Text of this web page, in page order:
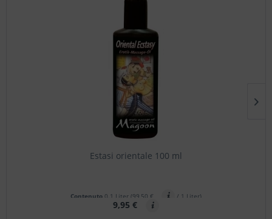
Estasi orientale 100 ml
Contenuto 0.1 Liter (99,50 € / 1 Liter)
9,95 €